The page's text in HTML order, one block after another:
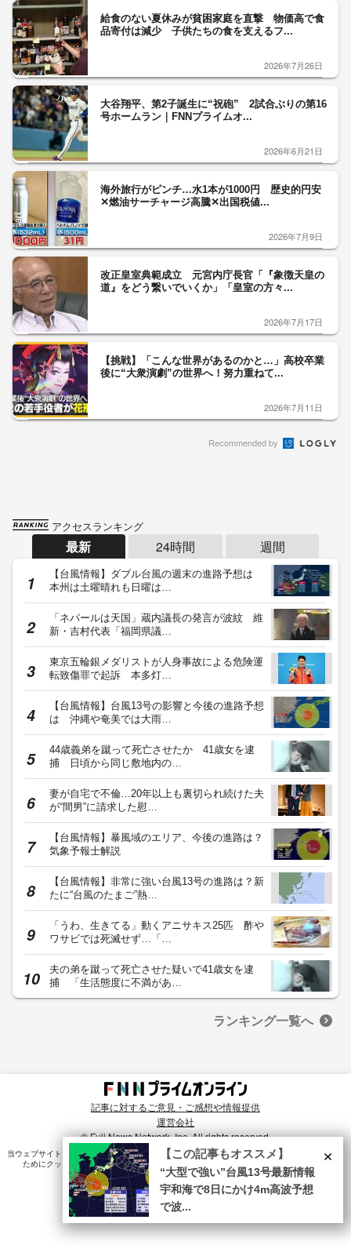
給食のない夏休みが貧困家庭を直撃 物価高で食
品寄付は減少 子供たちの食を支えるフ...
2026年7月26日
大谷翔平、第2子誕生に“祝砲” 2試合ぶりの第16
号ホームラン｜FNNプライムオ...
2026年6月21日
海外旅行がピンチ…水1本が1000円 歴史的円安
✕燃油サーチャージ高騰✕出国税値...
2026年7月9日
改正皇室典範成立 元宮内庁長官「『象徴天皇の
道』をどう繋いでいくか」「皇室の方々...
2026年7月17日
【挑戦】「こんな世界があるのかと…」高校卒業
後に“大衆演劇”の世界へ！努力重ねて...
2026年7月11日
Recommended by
アクセスランキング
最新 24時間 週間
【台風情報】ダブル台風の週末の進路予想は
本州は土曜晴れも日曜は…
「ネパールは天国」蔵内議長の発言が波紋 維
新・吉村代表「福岡県議…
東京五輪銀メダリストが人身事故による危険運
転致傷罪で起訴 本多灯…
【台風情報】台風13号の影響と今後の進路予想
は 沖縄や奄美では大雨…
44歳義弟を蹴って死亡させたか 41歳女を逮
捕 日頃から同じ敷地内の…
妻が自宅で不倫…20年以上も裏切られ続けた夫
が“間男”に請求した慰…
【台風情報】暴風域のエリア、今後の進路は？
気象予報士解説
【台風情報】非常に強い台風13号の進路は？新
たに“台風のたまご”熱…
「うわ、生きてる」動くアニサキス25匹 酢や
ワサビでは死滅せず…「…
夫の弟を蹴って死亡させた疑いで41歳女を逮
捕 「生活態度に不満があ…
ランキング一覧へ
記事に対するご意見・ご感想や情報提供
運営会社
© Fuji News Network, Inc. All rights reserved.
当ウェブサイトでは、ユーザのニーズ・興味・関⼼に合致したコンテンツや広告配信を提供する
ためにクッキーを使⽤しています。詳細は、
プライバシーポリシー をご確認ください。×
【この記事もオススメ】
“大型で強い”台風13号最新情報
宇和海で8日にかけ4m高波予想
で波...